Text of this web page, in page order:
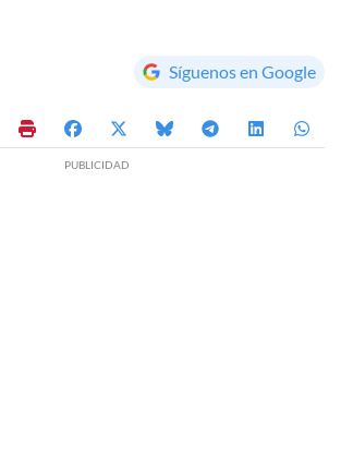
Síguenos en Google